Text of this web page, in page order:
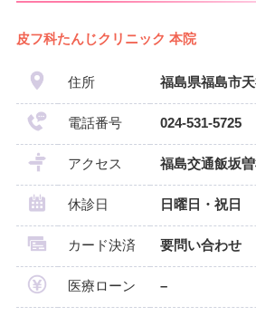
皮フ科たんじクリニック 本院
住所 福島県福島市
電話番号 024-531-5725
アクセス 福島交通飯坂
休診日 日曜日・祝日
カード決済 要問い合わせ
医療ローン –